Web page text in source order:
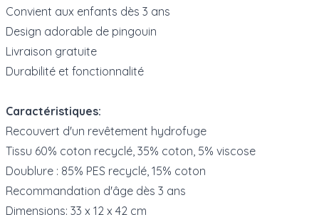
Convient aux enfants dès 3 ans
Design adorable de pingouin
Livraison gratuite
Durabilité et fonctionnalité
Caractéristiques:
Recouvert d'un revêtement hydrofuge
Tissu 60% coton recyclé, 35% coton, 5% viscose
Doublure : 85% PES recyclé, 15% coton
Recommandation d'âge dès 3 ans
Dimensions: 33 x 12 x 42 cm